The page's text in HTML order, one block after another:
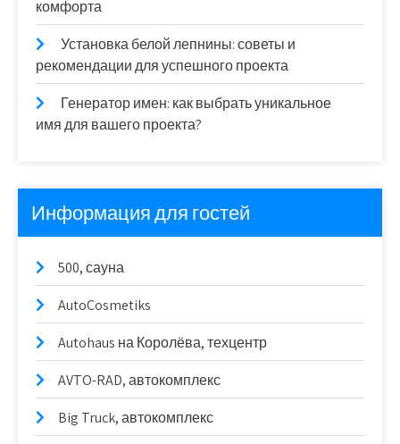
комфорта
Установка белой лепнины: советы и
рекомендации для успешного проекта
Генератор имен: как выбрать уникальное
имя для вашего проекта?
Информация для гостей
500, сауна
AutoCosmetiks
Autohaus на Королёва, техцентр
AVTO-RAD, автокомплекс
Big Truck, автокомплекс